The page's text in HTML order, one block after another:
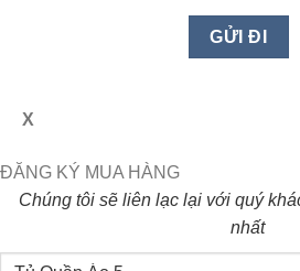
X
ĐĂNG KÝ MUA HÀNG
Chúng tôi sẽ liên lạc lại với quý
nhất